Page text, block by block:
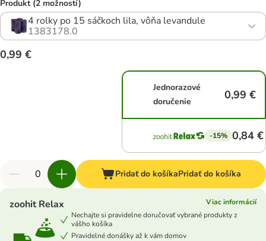
Produkt (2 možností)
4 rolky po 15 sáčkoch lila, vôňa levandule
1383178.0
0,99 €
Jednorazové
doručenie
0,99 €
-15% 0,84 €
Pridať do košíkaPridať do košíka
zoohit Relax
Viac informácií
Nechajte si pravidelne doručovať vybrané produkty z
vášho košíka
Pravidelné donášky až k vám domov